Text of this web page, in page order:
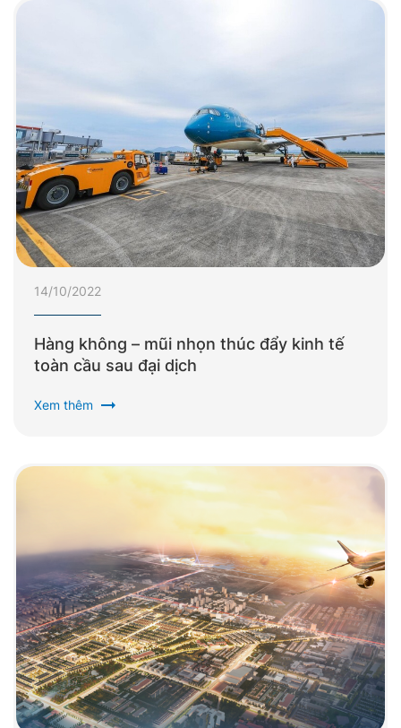
14/10/2022
Hàng không – mũi nhọn thúc đẩy kinh tế
toàn cầu sau đại dịch
Xem thêm arrow_right_alt